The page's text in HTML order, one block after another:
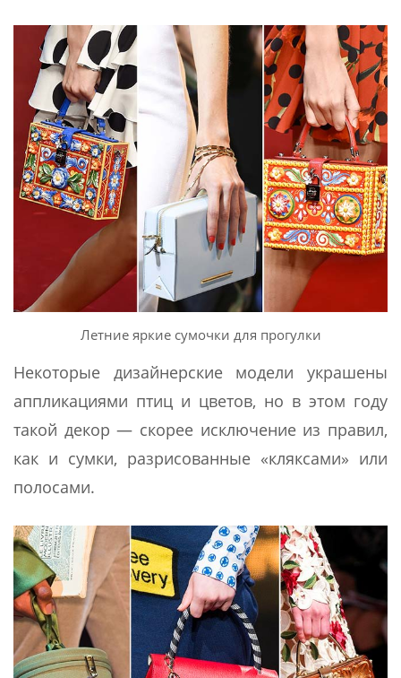
Летние яркие сумочки для прогулки
Некоторые дизайнерские модели украшены
аппликациями птиц и цветов, но в этом году
такой декор — скорее исключение из правил,
как и сумки, разрисованные «кляксами» или
полосами.